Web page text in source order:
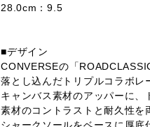
28.0cm：9.5
■デザイン
CONVERSEの「
落とし込んだトリプルコラボレ
キャンバス素材のアッパーに、
素材のコントラストと耐久性を